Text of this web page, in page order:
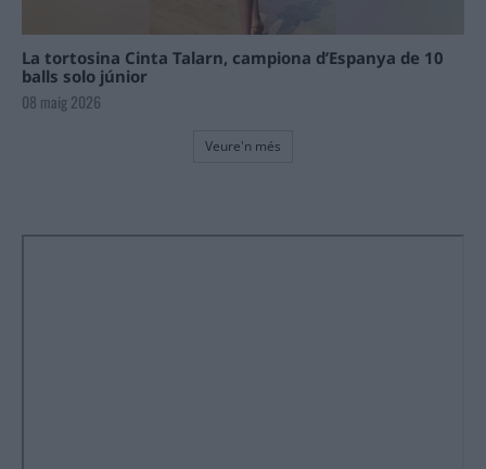
La tortosina Cinta Talarn, campiona d’Espanya de 10
balls solo júnior
08 maig 2026
Veure'n més